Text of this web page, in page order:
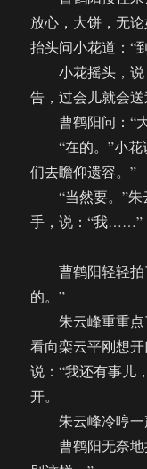
放心，大饼，无
抬头问小花道：“
小花摇头，说
告，过会儿就会
曹鹤阳问：“
“在的。”小花
们去瞻仰遗容。”
“当然要。”朱
手，说：“我……”
曹鹤阳轻轻拍
的。”
朱云峰重重点
看向栾云平刚想
说：“我还有事儿
开。
朱云峰冷哼一
曹鹤阳无奈地